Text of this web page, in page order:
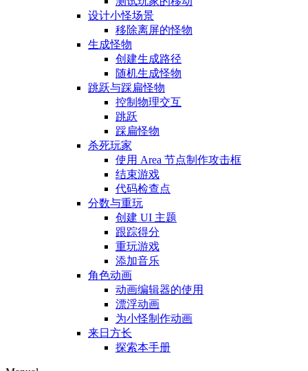
设计小怪场景
移除离屏的怪物
生成怪物
创建生成路径
随机生成怪物
跳跃与踩扁怪物
控制物理交互
跳跃
踩扁怪物
杀死玩家
使用 Area 节点制作攻击框
结束游戏
代码检查点
分数与重玩
创建 UI 主题
跟踪得分
重玩游戏
添加音乐
角色动画
动画编辑器的使用
漂浮动画
为小怪制作动画
来日方长
探索本手册